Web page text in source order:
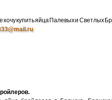
хочу купить яйца Палевых и Светлых